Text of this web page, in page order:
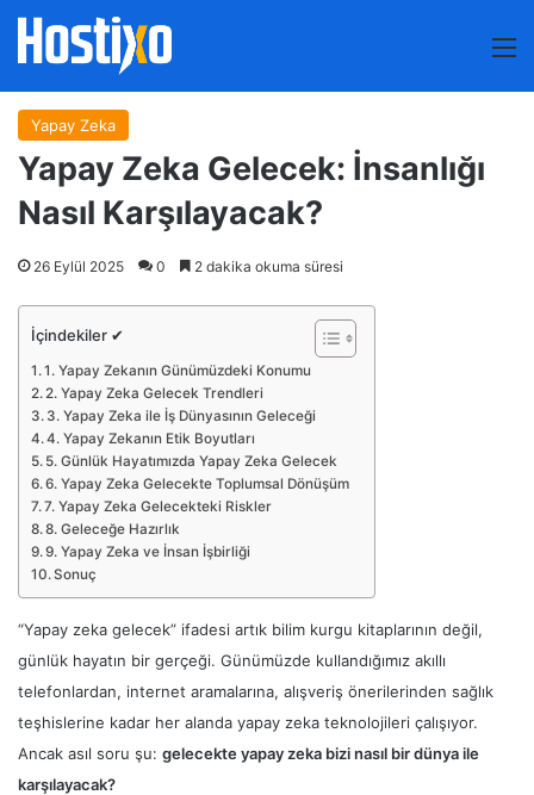
Yapay Zeka
Yapay Zeka Gelecek: İnsanlığı
Nasıl Karşılayacak?
26 Eylül 2025 0 2 dakika okuma süresi
İçindekiler ✔
1. Yapay Zekanın Günümüzdeki Konumu
2. Yapay Zeka Gelecek Trendleri
3. Yapay Zeka ile İş Dünyasının Geleceği
4. Yapay Zekanın Etik Boyutları
5. Günlük Hayatımızda Yapay Zeka Gelecek
6. Yapay Zeka Gelecekte Toplumsal Dönüşüm
7. Yapay Zeka Gelecekteki Riskler
8. Geleceğe Hazırlık
9. Yapay Zeka ve İnsan İşbirliği
Sonuç
“Yapay zeka gelecek” ifadesi artık bilim kurgu kitaplarının değil,
günlük hayatın bir gerçeği. Günümüzde kullandığımız akıllı
telefonlardan, internet aramalarına, alışveriş önerilerinden sağlık
teşhislerine kadar her alanda yapay zeka teknolojileri çalışıyor.
Ancak asıl soru şu: gelecekte yapay zeka bizi nasıl bir dünya ile
karşılayacak?